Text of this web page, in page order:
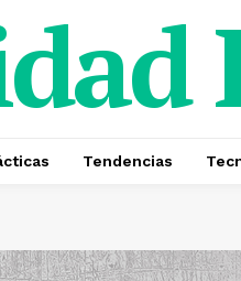
Tendencias